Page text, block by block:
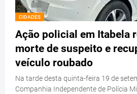
CIDADES
Ação policial em Itabela
morte de suspeito e
veículo roubado
Na tarde desta quinta-feira 19 de
Companhia Independente de Polícia